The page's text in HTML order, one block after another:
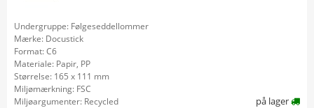
Undergruppe: Følgeseddellommer
Mærke: Docustick
Format: C6
Materiale: Papir, PP
Størrelse: 165 x 111 mm
Miljømærkning: FSC
Miljøargumenter: Recycled
på lager